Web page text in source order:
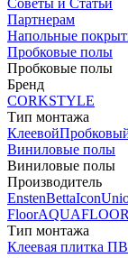
Советы и Статьи
Партнерам
Напольные
Пробковые полы
Пробковые полы
Бренд
CORKSTYLE
Тип монтажа
Клеевой
Виниловые полы
Виниловые полы
Производитель
EnstenBettaIcon
FloorAQUAFLOOR
Тип монтажа
Клеевая плитка